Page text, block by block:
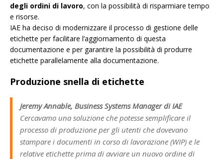
degli ordini di lavoro, con la possibilità di risparmiare tempo
e risorse.
IAE ha deciso di modernizzare il processo di gestione delle
etichette per facilitare l’aggiornamento di questa
documentazione e per garantire la possibilità di produrre
etichette parallelamente alla documentazione.
Produzione snella di etichette
Jeremy Annable, Business Systems Manager di IAE
Cercavamo una soluzione che potesse semplificare il
processo di produzione per gli utenti che dovevano
stampare i documenti in corso di lavorazione (WIP) e le
relative etichette prima di avviare un nuovo ordine di